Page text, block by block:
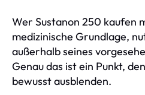
Wer Sustanon 250 kaufen
medizinische Grundlage,
außerhalb seines
Genau das ist ein Punkt,
bewusst ausblenden.